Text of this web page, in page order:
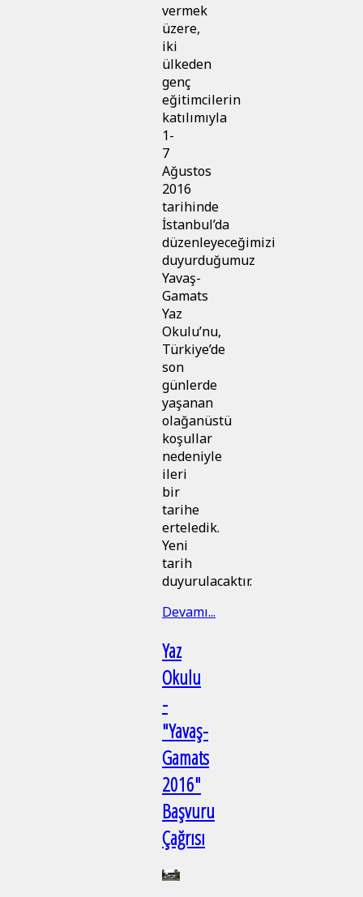
vermek
üzere,
iki
ülkeden
genç
eğitimcilerin
katılımıyla
1-
7
Ağustos
2016
tarihinde
İstanbul’da
düzenleyeceğimizi
duyurduğumuz
Yavaş-
Gamats
Yaz
Okulu’nu,
Türkiye’de
son
günlerde
yaşanan
olağanüstü
koşullar
nedeniyle
ileri
bir
tarihe
erteledik.
Yeni
tarih
duyurulacaktır.
Devamı...
Yaz
Okulu
-
"Yavaş-
Gamats
2016"
Başvuru
Çağrısı